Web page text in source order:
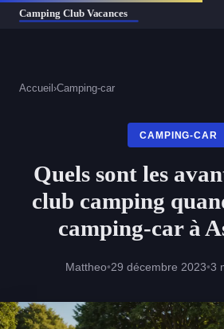
Accueil ›Camping-car
CAMPING-CAR
Quels sont les
club camping
camping-car à
Mattheo•29 décembre 2023•3